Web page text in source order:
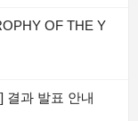
OF THE Y
결과 발표 안내